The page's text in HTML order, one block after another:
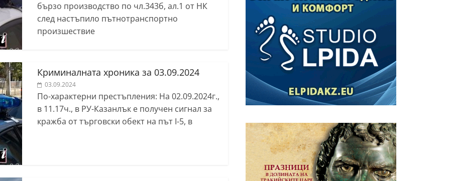
бързо производство по чл.343б, ал.1 от НК
след настъпило пътнотранспортно
произшествие
Криминалната хроника за 03.09.2024
03.09.2024
По-характерни престъпления: На 02.09.2024г.,
в 11.17ч., в РУ-Казанлък е получен сигнал за
кражба от търговски обект на път I-5, в